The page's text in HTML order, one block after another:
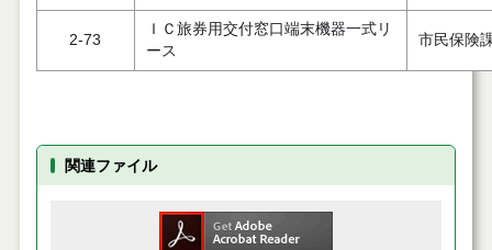
2-73
ＩＣ旅券用交付窓口端末機器一式リ
ース
市民保険
関連ファイル